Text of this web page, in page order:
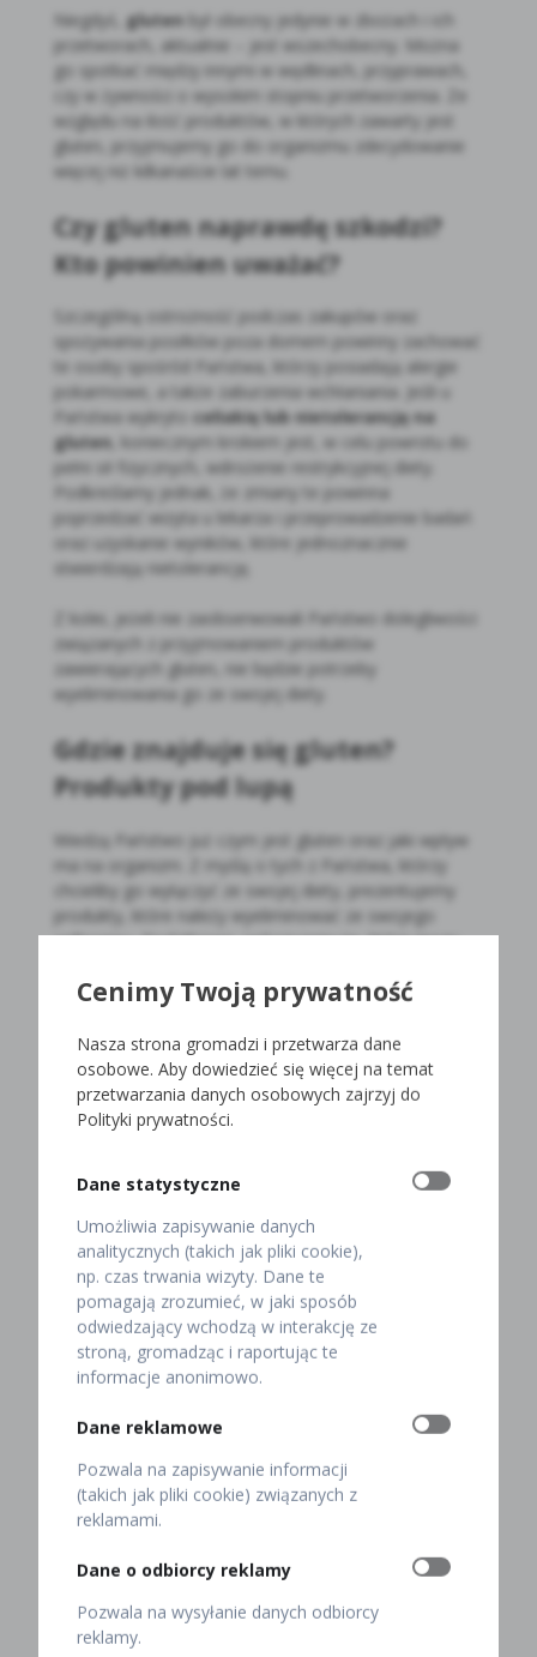
Niegdyś, glutenbył obecny jedynie w zbożach i ich
przetworach, aktualnie – jest wszechobecny. Można
go spotkać między innymi w wędlinach, przyprawach,
czy w żywności o wysokim stopniu przetworzenia. Ze
względu na ilość produktów, w których zawarty jest
gluten, przyjmujemy go do organizmu zdecydowanie
więcej niż kilkanaście lat temu.
Czy gluten naprawdę szkodzi?
Kto powinien uważać?
Szczególną ostrożność podczas zakupów oraz
spożywania posiłków poza domem powinny zachować
te osoby spośród Państwa, którzy posiadają alergie
pokarmowe, a także zaburzenia wchłaniania. Jeśli u
Państwa wykryto celiakię lub nietolerancję na
gluten , koniecznym krokiem jest, w celu powrotu do
pełni sił fizycznych, wdrożenie restrykcyjnej diety.
Podkreślamy jednak, że zmiany te powinna
poprzedzać wizyta u lekarza i przeprowadzenie badań
oraz uzyskanie wyników, które jednoznacznie
stwierdzają nietolerancję.
Z kolei, jeżeli nie zaobserwowali Państwo dolegliwości
związanych z przyjmowaniem produktów
zawierających gluten, nie będzie potrzeby
wyeliminowania go ze swojej diety.
Gdzie znajduje się gluten?
Produkty pod lupą
Wiedzą Państwo już czym jest gluten oraz jaki wpływ
ma na organizm. Z myślą o tych z Państwa, którzy
chcieliby go wyłączyć ze swojej diety, prezentujemy
produkty, które należy wyeliminować ze swojego
jadłospisu. Dodatkowo, wskazujemy te, które mogą
żyta, jęczmienia i wszystkich ich przetworów.
Dodatkowo, owies, który mimo że w teorii jest wolny
od glutenu, w praktyce jednak często nabywa go w
wyniku zbioru, transportu i przetwarzania. Inaczej jest
jest on gwarancją, że gluten w nim nie występuje. Te
produkty nie będą służyć tym z Państwa, którzy
posiadają nietolerancję na gluten. Co w takim razie
włączyć do swojego codziennego jadłospisu?
Dieta bezglutenowa powinna z kolei być bogata w ryż,
kukurydzę, ziemniaki, bataty, grykę, proso, amarantus,
sago, sorgo, tapiokę, maniok, soję, soczewicę,
ciecierzycę, fasolę, orzechy, pestki, mięso, ryby, jaja,
warzywa i owoce.
Befsztyk tatarski z
wołowej
panierowany
truskawkami i ze
Cenimy Twoją prywatność
Nasza strona gromadzi i przetwarza dane
osobowe. Aby dowiedzieć się więcej na temat
przetwarzania danych osobowych zajrzyj do
Polityki prywatności.
Dane statystyczne
Umożliwia zapisywanie danych
analitycznych (takich jak pliki cookie),
np. czas trwania wizyty. Dane te
pomagają zrozumieć, w jaki sposób
odwiedzający wchodzą w interakcję ze
stroną, gromadząc i raportując te
informacje anonimowo.
Dane reklamowe
Pozwala na zapisywanie informacji
(takich jak pliki cookie) związanych z
reklamami.
Dane o odbiorcy reklamy
Pozwala na wysyłanie danych odbiorcy
reklamy.